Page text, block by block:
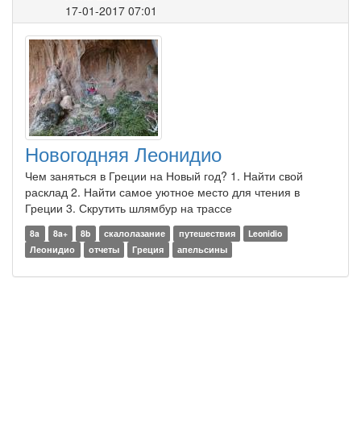
17-01-2017 07:01
Новогодняя Леонидио
Чем заняться в Греции на Новый год? 1. Найти свой
расклад 2. Найти самое уютное место для чтения в
Греции 3. Скрутить шлямбур на трассе
8a 8a+ 8b скалолазание путешествия
Leonidio
Леонидио
отчеты Греция апельсины